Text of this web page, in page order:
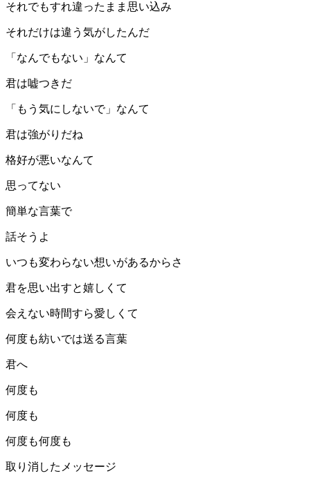
それでもすれ違ったまま思い込み
それだけは違う気がしたんだ
「なんでもない」なんて
君は嘘つきだ
「もう気にしないで」なんて
君は強がりだね
格好が悪いなんて
思ってない
簡単な言葉で
話そうよ
いつも変わらない想いがあるからさ
君を思い出すと嬉しくて
会えない時間すら愛しくて
何度も紡いでは送る言葉
君へ
何度も
何度も
何度も何度も
取り消したメッセージ